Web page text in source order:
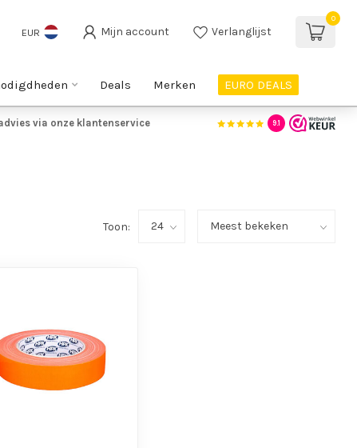
EUR Mijn account Verlanglijst
0
Deals Merken EURO DEALS
via onze klantenservice 9.1
Toon: